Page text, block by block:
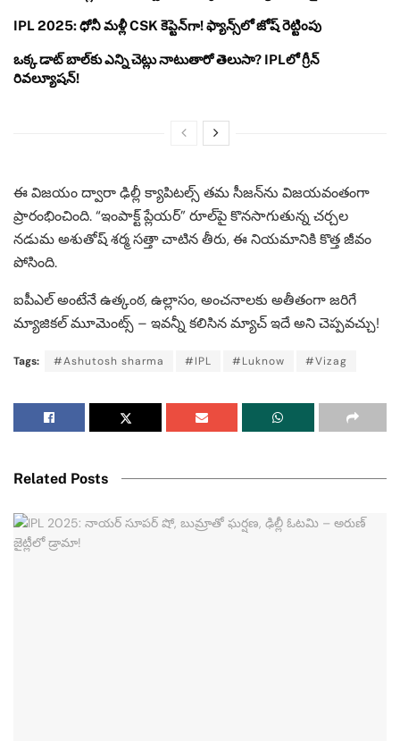
IPL 2025: ధోనీ మళ్లీ CSK కెప్టెన్‌గా! ఫ్యాన్స్‌లో జోష్ రెట్టింపు
ఒక్క డాట్ బాల్‌కు ఎన్ని చెట్లు నాటుతారో తెలుసా? IPLలో గ్రీన్
రివల్యూషన్!
ఈ విజయం ద్వారా ఢిల్లీ క్యాపిటల్స్ తమ సీజన్‌ను విజయవంతంగా
ప్రారంభించింది. “ఇంపాక్ట్ ప్లేయర్” రూల్‌పై కొనసాగుతున్న చర్చల
నడుమ అశుతోష్ శర్మ సత్తా చాటిన తీరు, ఈ నియమానికి కొత్త జీవం
పోసింది.
ఐపీఎల్ అంటేనే ఉత్కంఠ, ఉల్లాసం, అంచనాలకు అతీతంగా జరిగే
మ్యాజికల్ మూమెంట్స్‌ – ఇవన్నీ కలిసిన మ్యాచ్ ఇదే అని చెప్పవచ్చు!
Tags: #Ashutosh sharma #IPL #Luknow #Vizag
Related Posts